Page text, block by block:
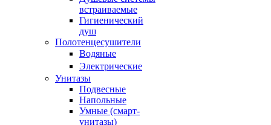
встраиваемые
Гигиенический
душ
Полотенцесушители
ㅤВодяные
ㅤЭлектрические
Унитазы
Подвесные
Напольные
Умные (смарт-
унитазы)